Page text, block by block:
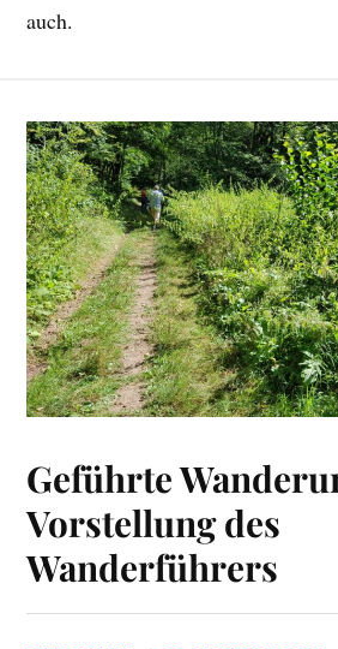
auch.
Geführte
Vorstellung des
Wanderführers